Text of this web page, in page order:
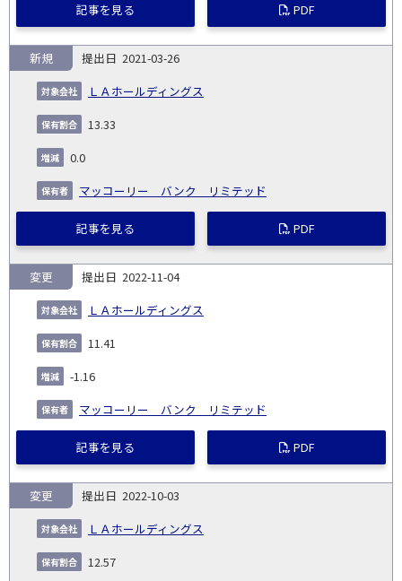
記事を見る PDF
2021-03-26
ＬＡホールディングス
新規
13.33
0.0
マッコーリー バンク リミテッド
記事を見る PDF
2022-11-04
ＬＡホールディングス
変更
11.41
-1.16
マッコーリー バンク リミテッド
記事を見る PDF
2022-10-03
ＬＡホールディングス
変更
12.57